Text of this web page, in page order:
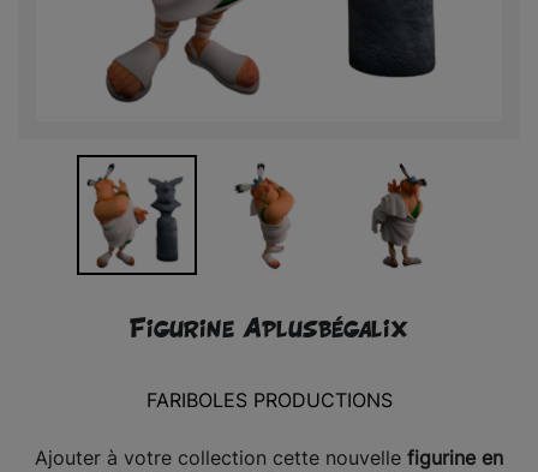
Figurine Aplusbégalix
FARIBOLES PRODUCTIONS
Ajouter à votre collection cette nouvelle figurine en